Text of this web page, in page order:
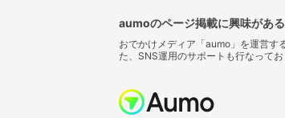
aumoのページ掲載に興味があ
おでかけメディア「aumo」を運営す
た、SNS運用のサポートも行なって